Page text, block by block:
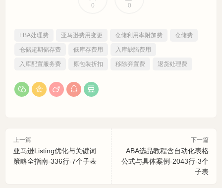
0 0
FBA处理费 亚马逊费用变更 仓储利用率附加费 仓储费
仓储超期储存费 低库存费用 入库缺陷费用
入库配置服务费 原包装折扣 移除弃置费 退货处理费
上一篇
亚马逊Listing优化与关键词
策略全指南-336行-7个子表
下一篇
ABA选品教程含自动化表格
公式与具体案例-2043行-3个
子表